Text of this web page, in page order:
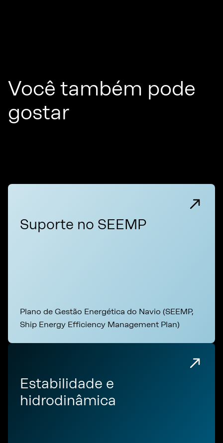
Você também pode
gostar
Suporte no SEEMP
Plano de Gestão Energética do Navio (SEEMP,
Ship Energy Efficiency Management Plan)
Estabilidade e
hidrodinâmica